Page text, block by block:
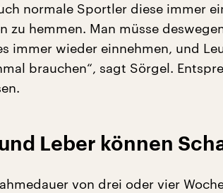
normale Sportler diese immer
zu hemmen. Man müsse
immer wieder einnehmen, und
brauchen“, sagt Sörgel.
Leber können
von drei oder vier